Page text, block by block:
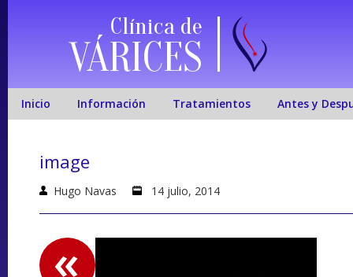
Clínica de
VÁRICES
Inicio Información Tratamientos Antes y
image
Hugo Navas 14 julio, 2014
«